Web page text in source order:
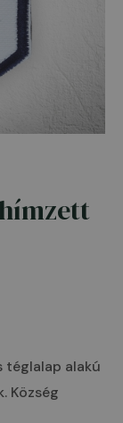
téglalap alakú
Község